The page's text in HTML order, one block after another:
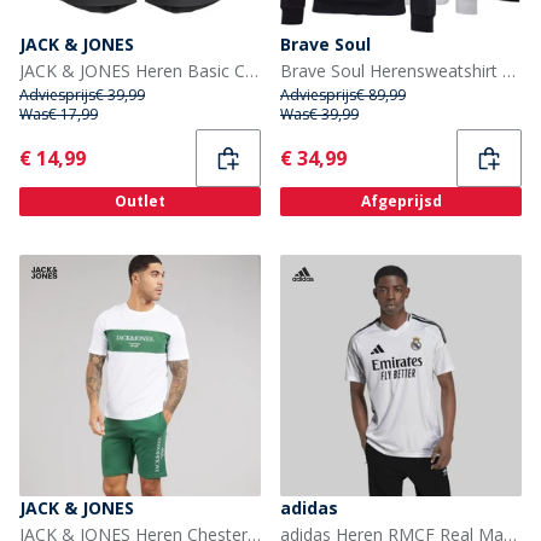
JACK & JONES
JACK & JONES Heren Basic Casual shorts Zwart
Adviesprijs€ 39,99
Was€ 17,99
Current
€ 14,99
Outlet
Brave Soul
Brave Soul Herensweatshirt Howard Driepack Zwart/Grijs/Marineblauw
Adviesprijs€ 89,99
Was€ 39,99
Current
€ 34,99
Afgeprijsd
JACK & JONES
JACK & JONES Heren Chester T-shirt en shorts set Trekking Green
adidas
adidas Heren RMCF Real Madrid 24/25 Thuisshirt Wit